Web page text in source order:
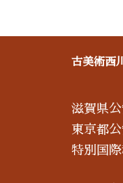
古美術西川
滋賀県
東京都
特別国